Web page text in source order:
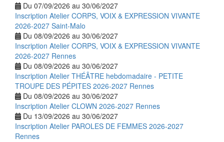
Du 07/09/2026 au 30/06/2027
Inscription Atelier CORPS, VOIX & EXPRESSION VIVANTE
2026-2027 Saint-Malo
Du 08/09/2026 au 30/06/2027
Inscription Atelier CORPS, VOIX & EXPRESSION VIVANTE
2026-2027 Rennes
Du 08/09/2026 au 30/06/2027
Inscription Atelier THÉÂTRE hebdomadaire - PETITE
TROUPE DES PÉPITES 2026-2027 Rennes
Du 08/09/2026 au 30/06/2027
Inscription Atelier CLOWN 2026-2027 Rennes
Du 13/09/2026 au 30/06/2027
Inscription Atelier PAROLES DE FEMMES 2026-2027
Rennes